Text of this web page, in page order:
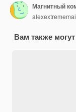
Вам также